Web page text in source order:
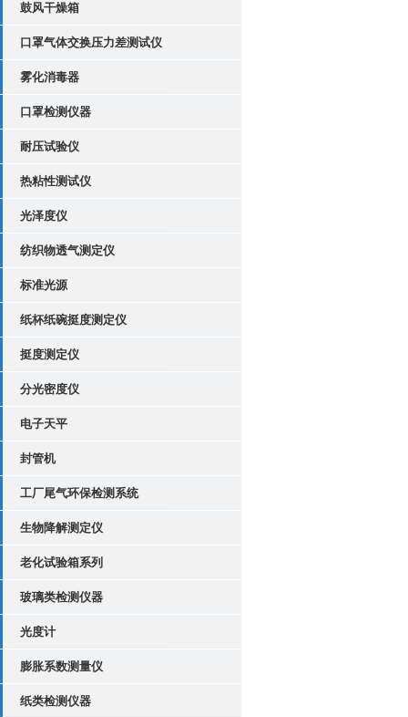
鼓风干燥箱
口罩气体交换压力差测试仪
雾化消毒器
口罩检测仪器
耐压试验仪
热粘性测试仪
光泽度仪
纺织物透气测定仪
标准光源
纸杯纸碗挺度测定仪
挺度测定仪
分光密度仪
电子天平
封管机
工厂尾气环保检测系统
生物降解测定仪
老化试验箱系列
玻璃类检测仪器
光度计
膨胀系数测量仪
纸类检测仪器